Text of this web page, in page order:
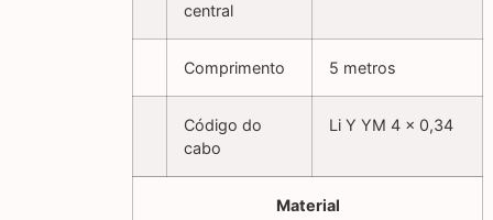
central
Comprimento 5 metros
Código do
cabo
Li Y YM 4 x 0,34
Material